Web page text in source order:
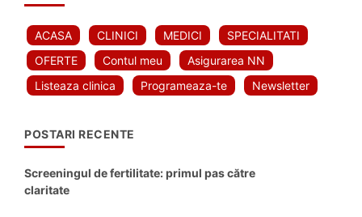
ACASA CLINICI MEDICI
SPECIALITATI
OFERTE
Contul meu
Asigurarea NN
Listeaza clinica
Programeaza-te Newsletter
POSTARI RECENTE
Screeningul de fertilitate: primul pas către
claritate